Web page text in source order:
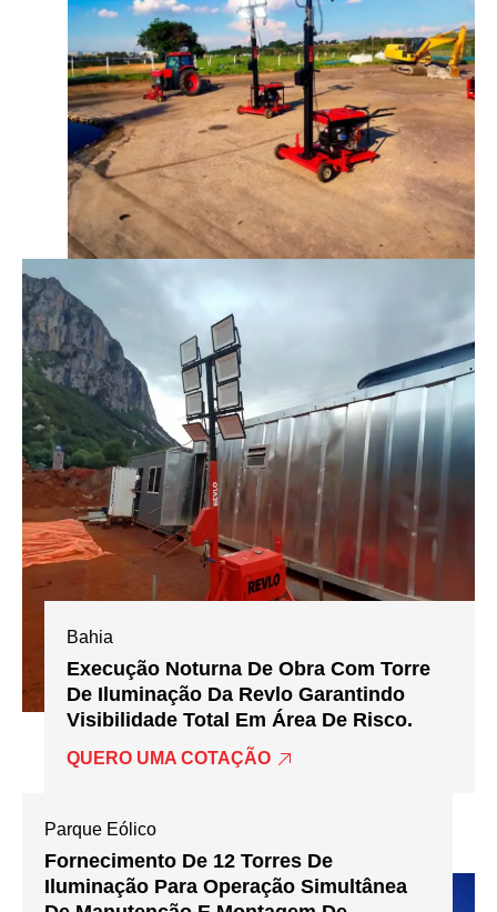
Bahia
Execução Noturna De Obra Com Torre
De Iluminação Da Revlo Garantindo
Visibilidade Total Em Área De Risco.
QUERO UMA COTAÇÃO
Parque Eólico
Fornecimento De 12 Torres De
Iluminação Para Operação Simultânea